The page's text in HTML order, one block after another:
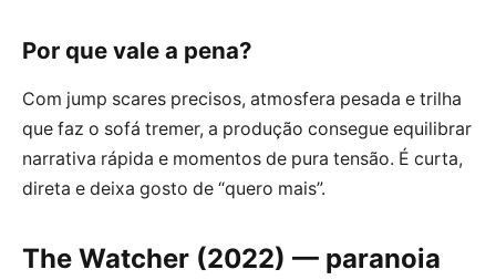
Por que vale a pena?
Com jump scares precisos, atmosfera pesada e trilha
que faz o sofá tremer, a produção consegue equilibrar
narrativa rápida e momentos de pura tensão. É curta,
direta e deixa gosto de “quero mais”.
The Watcher (2022) — paranoia